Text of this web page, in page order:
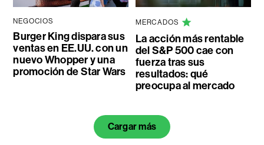
NEGOCIOS
Burger King dispara sus
ventas en EE.UU. con un
nuevo Whopper y una
promoción de Star Wars
MERCADOS
La acción más rentable
del S&P 500 cae con
fuerza tras sus
resultados: qué
preocupa al mercado
Cargar más